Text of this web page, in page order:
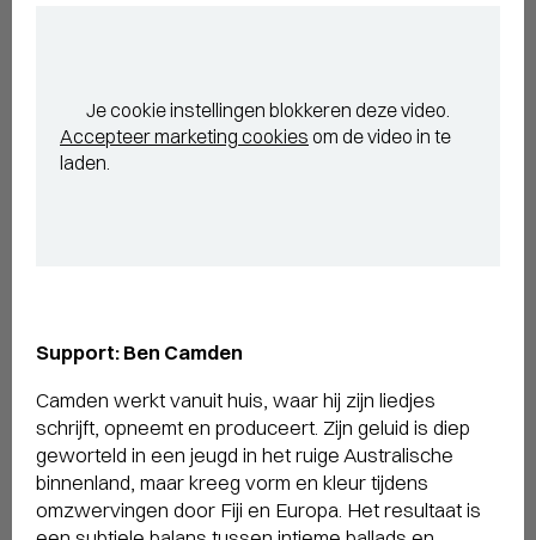
Je cookie instellingen blokkeren deze video.
Accepteer marketing cookies om de video in te
laden.
Support: Ben Camden
Camden werkt vanuit huis, waar hij zijn liedjes
schrijft, opneemt en produceert. Zijn geluid is diep
geworteld in een jeugd in het ruige Australische
binnenland, maar kreeg vorm en kleur tijdens
omzwervingen door Fiji en Europa. Het resultaat is